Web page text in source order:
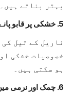
بہتر بناتے ہیں۔
5. خشکی پر قابو پانے میں مددگار
ناریل کے تیل
خصوصیات خشکی
ہو سکتی ہیں۔
6. چمک اور نرمی میں اضافہ